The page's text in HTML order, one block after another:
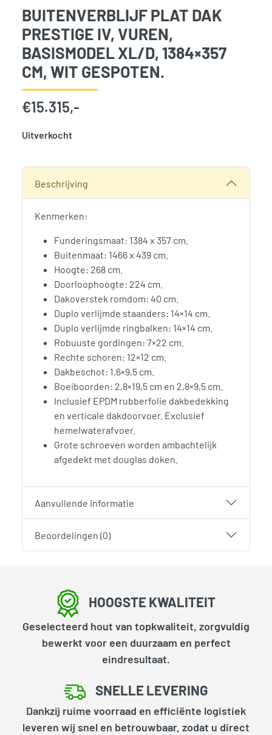
BUITENVERBLIJF PLAT DAK
PRESTIGE IV, VUREN,
BASISMODEL XL/D, 1384×357
CM, WIT GESPOTEN.
€15.315,-
Uitverkocht
Beschrijving
Kenmerken:
Funderingsmaat: 1384 x 357 cm.
Buitenmaat: 1466 x 439 cm.
Hoogte: 268 cm.
Doorloophoogte: 224 cm.
Dakoverstek romdom: 40 cm.
Duplo verlijmde staanders: 14×14 cm.
Duplo verlijmde ringbalken: 14×14 cm.
Robuuste gordingen: 7×22 cm.
Rechte schoren: 12×12 cm.
Dakbeschot: 1,6×9,5 cm.
Boeiboorden: 2,8×19,5 cm en 2,8×9,5 cm.
Inclusief EPDM rubberfolie dakbedekking
en verticale dakdoorvoer. Exclusief
hemelwaterafvoer.
Grote schroeven worden ambachtelijk
afgedekt met douglas doken.
Aanvullende informatie
Beoordelingen (0)
HOOGSTE KWALITEIT
Geselecteerd hout van topkwaliteit, zorgvuldig
bewerkt voor een duurzaam en perfect
eindresultaat.
SNELLE LEVERING
Dankzij ruime voorraad en efficiënte logistiek
leveren wij snel en betrouwbaar, zodat u direct